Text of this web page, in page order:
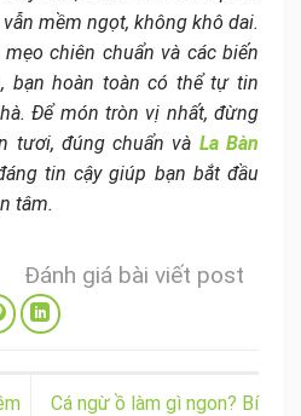
mềm ngọt, không khô dai.
chiên chuẩn và các biến
bạn hoàn toàn có thể tự tin
Để món tròn vị nhất, đừng
tươi, đúng chuẩn và La Bàn
tin cậy giúp bạn bắt đầu
tâm.
Đánh giá bài viết post
Cá ngừ ồ làm gì ngon? Bí